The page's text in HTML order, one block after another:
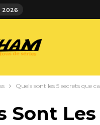
2026
Quels sont les 5 secrets que
Sont